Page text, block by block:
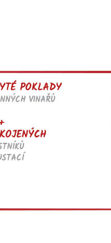
POKLADY
VINAŘŮ